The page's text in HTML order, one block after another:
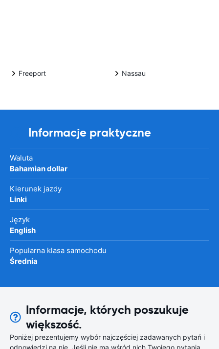
Freeport Nassau
Informacje praktyczne
Waluta
Bahamian dollar
Kierunek jazdy
Linki
Język
English
Popularna klasa samochodu
Średnia
Informacje, których poszukuje
większość.
Poniżej prezentujemy wybór najczęściej zadawanych pytań i
odpowiedzi na nie. Jeśli nie ma wśród nich Twojego pytania,